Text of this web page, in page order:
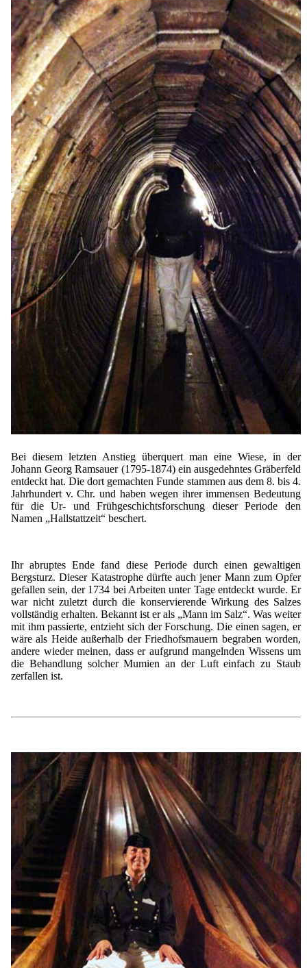
Bei diesem letzten Anstieg überquert man eine Wiese, in der
Johann Georg Ramsauer (1795-1874) ein ausgedehntes Gräberfeld
entdeckt hat. Die dort gemachten Funde stammen aus dem 8. bis 4.
Jahrhundert v. Chr. und haben wegen ihrer immensen Bedeutung
für die Ur- und Frühgeschichtsforschung dieser Periode den
Namen „Hallstattzeit“ beschert.
Ihr abruptes Ende fand diese Periode durch einen gewaltigen
Bergsturz. Dieser Katastrophe dürfte auch jener Mann zum Opfer
gefallen sein, der 1734 bei Arbeiten unter Tage entdeckt wurde. Er
war nicht zuletzt durch die konservierende Wirkung des Salzes
vollständig erhalten. Bekannt ist er als „Mann im Salz“. Was weiter
mit ihm passierte, entzieht sich der Forschung. Die einen sagen, er
wäre als Heide außerhalb der Friedhofsmauern begraben worden,
andere wieder meinen, dass er aufgrund mangelnden Wissens um
die Behandlung solcher Mumien an der Luft einfach zu Staub
zerfallen ist.